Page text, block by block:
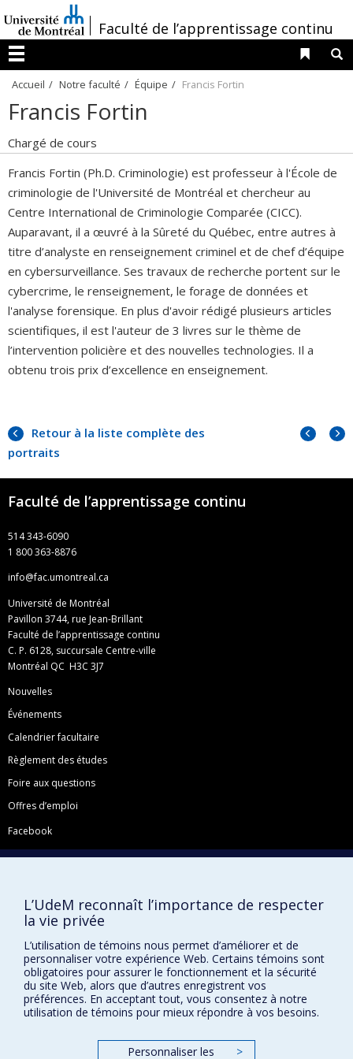
au
contenu
/Faculté de l’apprentissage continu
Menu
Liens
Accueil Notre faculté Équipe Francis Fortin
Francis Fortin
Chargé de cours
Francis Fortin (Ph.D. Criminologie) est professeur à l'École de
criminologie de l'Université de Montréal et chercheur au
Centre International de Criminologie Comparée (CICC).
Auparavant, il a œuvré à la Sûreté du Québec, entre autres à
titre d’analyste en renseignement criminel et de chef d’équipe
en cybersurveillance. Ses travaux de recherche portent sur le
cybercrime, le renseignement, le forage de données et
l'analyse forensique. En plus d'avoir rédigé plusieurs articles
scientifiques, il est l'auteur de 3 livres sur le thème de
l’intervention policière et des nouvelles technologies. Il a
obtenu trois prix d’excellence en enseignement.
Retour à la liste complète des
portraits
Faculté de l’apprentissage continu
514 343-6090
1 800 363-8876
info@fac.umontreal.ca
Université de Montréal
Pavillon 3744, rue Jean-Brillant
Faculté de l’apprentissage continu
C. P. 6128, succursale Centre-ville
Montréal QC H3C 3J7
Nouvelles
Événements
Calendrier facultaire
Règlement des études
Foire aux questions
Offres d’emploi
Facebook
Instagram
YouTube
Toutes nos présences sociales
École de français
Centre de perfectionnement
Abonnez-vous à notre infolettre
L’UdeM reconnaît l’importance de respecter
la vie privée
L’utilisation de témoins nous permet d’améliorer et de
personnaliser votre expérience Web. Certains témoins sont
obligatoires pour assurer le fonctionnement et la sécurité
du site Web, alors que d’autres enregistrent vos
préférences. En acceptant tout, vous consentez à notre
utilisation de témoins pour mieux répondre à vos besoins.
Personnaliser les
>